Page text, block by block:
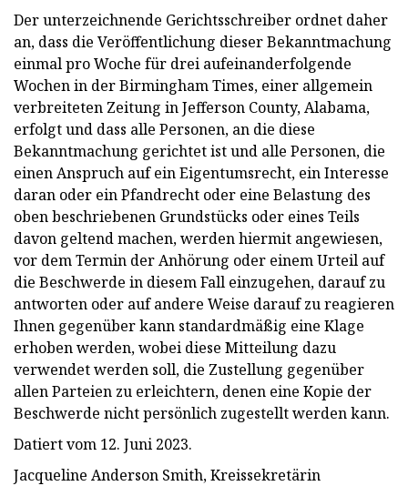
Der unterzeichnende Gerichtsschreiber ordnet daher
an, dass die Veröffentlichung dieser Bekanntmachung
einmal pro Woche für drei aufeinanderfolgende
Wochen in der Birmingham Times, einer allgemein
verbreiteten Zeitung in Jefferson County, Alabama,
erfolgt und dass alle Personen, an die diese
Bekanntmachung gerichtet ist und alle Personen, die
einen Anspruch auf ein Eigentumsrecht, ein Interesse
daran oder ein Pfandrecht oder eine Belastung des
oben beschriebenen Grundstücks oder eines Teils
davon geltend machen, werden hiermit angewiesen,
vor dem Termin der Anhörung oder einem Urteil auf
die Beschwerde in diesem Fall einzugehen, darauf zu
antworten oder auf andere Weise darauf zu reagieren
Ihnen gegenüber kann standardmäßig eine Klage
erhoben werden, wobei diese Mitteilung dazu
verwendet werden soll, die Zustellung gegenüber
allen Parteien zu erleichtern, denen eine Kopie der
Beschwerde nicht persönlich zugestellt werden kann.
Datiert vom 12. Juni 2023.
Jacqueline Anderson Smith, Kreissekretärin